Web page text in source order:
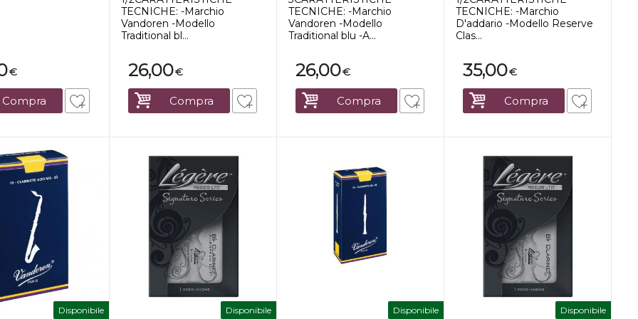
€
Compra
TECNICHE: -Marchio
Vandoren -Modello
Traditional bl...
€
26,00
Compra
TECNICHE: -Marchio
Vandoren -Modello
Traditional blu -A...
€
26,00
Compra
TECNICHE: -Marchio
D'addario -Modello Reserve
Clas...
€
35,00
Compra
Disponibile Disponibile Disponibile Disponibile